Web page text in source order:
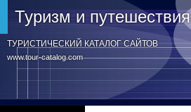
www.tour-catalog.com
Туризм и путешествия
ТУРИСТИЧЕСКИЙ КАТАЛОГ САЙТОВ